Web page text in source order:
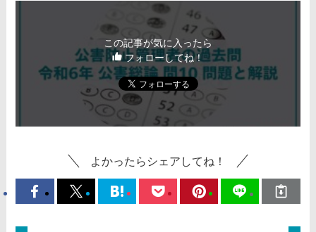
この記事が気に入ったら
フォローしてね！
よかったらシェアしてね！